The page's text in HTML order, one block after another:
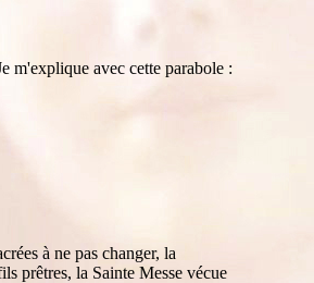
m'explique avec cette parabole :
à ne pas changer, la
prêtres, la Sainte Messe vécue